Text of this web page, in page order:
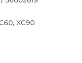
XC90